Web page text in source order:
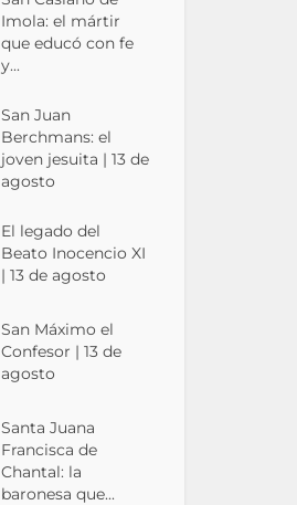
Imola: el mártir
que educó con fe
y...
San Juan
Berchmans: el
joven jesuita | 13 de
agosto
El legado del
Beato Inocencio XI
| 13 de agosto
San Máximo el
Confesor | 13 de
agosto
Santa Juana
Francisca de
Chantal: la
baronesa que...